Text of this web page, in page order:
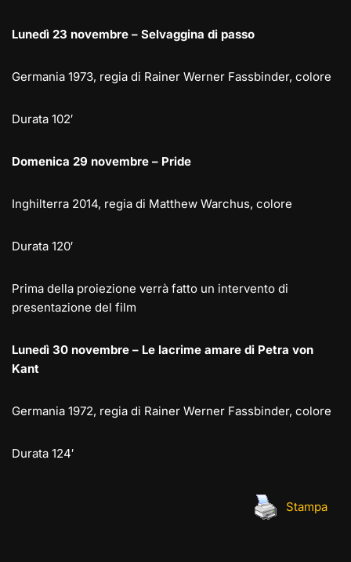
Lunedì 23 novembre – Selvaggina di passo
Germania 1973, regia di Rainer Werner Fassbinder, colore
Durata 102′
Domenica 29 novembre – Pride
Inghilterra 2014, regia di Matthew Warchus, colore
Durata 120′
Prima della proiezione verrà fatto un intervento di
presentazione del film
Lunedì 30 novembre – Le lacrime amare di Petra von
Kant
Germania 1972, regia di Rainer Werner Fassbinder, colore
Durata 124′
Stampa